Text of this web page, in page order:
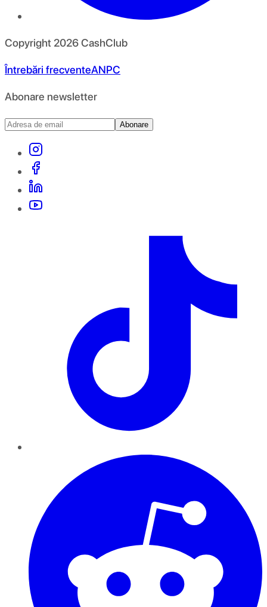
Copyright 2026CashClub
Întrebări frecventeANPC
Abonare newsletter
Abonare